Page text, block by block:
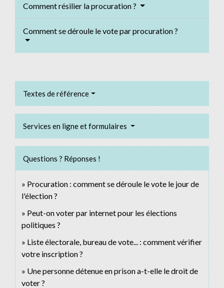
Comment résilier la procuration ?
Comment se déroule le vote par procuration ?
Textes de référence
Services en ligne et formulaires
Questions ? Réponses !
Procuration : comment se déroule le vote le jour de
l'élection ?
Peut-on voter par internet pour les élections
politiques ?
Liste électorale, bureau de vote... : comment vérifier
votre inscription ?
Une personne détenue en prison a-t-elle le droit de
voter ?